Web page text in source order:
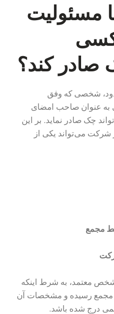
مسئولیت
صادر کند؟
شخصی که وفق
به عنوان صاحب امضای
چک صادر نماید. بر این
می‌تواند یکی از
مجمع
شخص معتمد، به شرط اینکه
مجمع رسیده و مشخصات آن
درج شده باشد.